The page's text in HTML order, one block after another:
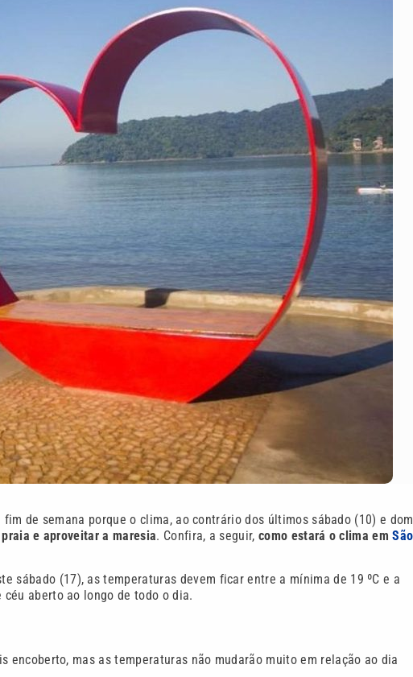
de semana porque o clima, ao contrário dos últimos sábado (10) e
e aproveitar a maresia. Confira, a seguir, como estará o clima emSão
sábado (17), as temperaturas devem ficar entre a mínima de 19 ºC e a
céu aberto ao longo de todo o dia.
encoberto, mas as temperaturas não mudarão muito em relação ao dia